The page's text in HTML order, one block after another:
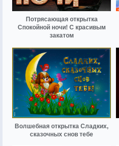
Потрясающая открытка
Спокойной ночи! С красивым
закатом
Волшебная открытка Сладких,
сказочных снов тебе